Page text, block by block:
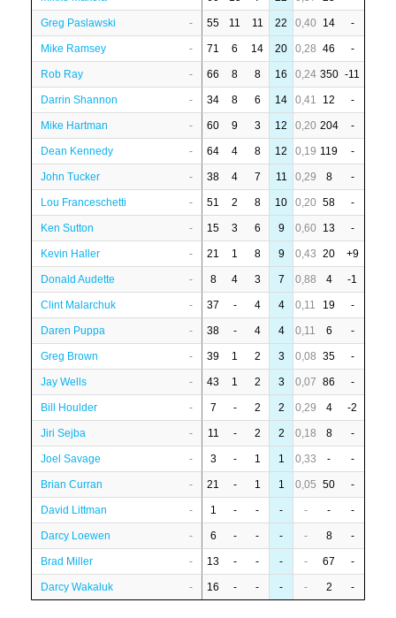
Greg Paslawski - 55 11 11 22 0,40 14 -
Mike Ramsey - 71 6 14 20 0,28 46 -
Rob Ray - 66 8 8 16 0,24 350 -11
Darrin Shannon - 34 8 6 14 0,41 12 -
Mike Hartman - 60 9 3 12 0,20 204 -
Dean Kennedy - 64 4 8 12 0,19 119 -
John Tucker - 38 4 7 11 0,29 8 -
Lou Franceschetti - 51 2 8 10 0,20 58 -
Ken Sutton - 15 3 6 9 0,60 13 -
Kevin Haller - 21 1 8 9 0,43 20 +9
Donald Audette - 8 4 3 7 0,88 4 -1
Clint Malarchuk - 37 - 4 4 0,11 19 -
Daren Puppa - 38 - 4 4 0,11 6 -
Greg Brown - 39 1 2 3 0,08 35 -
Jay Wells - 43 1 2 3 0,07 86 -
Bill Houlder - 7 - 2 2 0,29 4 -2
Jiri Sejba - 11 - 2 2 0,18 8 -
Joel Savage - 3 - 1 1 0,33 - -
Brian Curran - 21 - 1 1 0,05 50 -
David Littman - 1 - - - - - -
Darcy Loewen - 6 - - - - 8 -
Brad Miller - 13 - - - - 67 -
Darcy Wakaluk - 16 - - - - 2 -